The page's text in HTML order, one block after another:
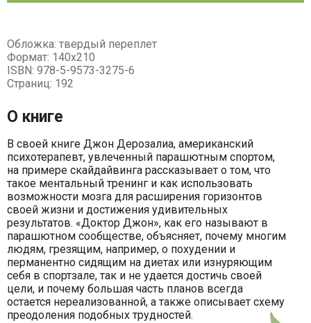
Обложка: твердый переплет
Формат: 140х210
ISBN: 978-5-9573-3275-6
Страниц: 192
О книге
В своей книге Джон Дерозалиа, американский
психотерапевт, увлеченный парашютным спортом,
на примере скайдайвинга рассказывает о том, что
такое ментальный тренинг и как использовать
возможности мозга для расширения горизонтов
своей жизни и достижения удивительных
результатов. «Доктор Джон», как его называют в
парашютном сообществе, объясняет, почему многим
людям, грезящим, например, о похудении и
перманентно сидящим на диетах или изнуряющим
себя в спортзале, так и не удается достичь своей
цели, и почему большая часть планов всегда
остается нереализованной, а также описывает схему
преодоления подобных трудностей.